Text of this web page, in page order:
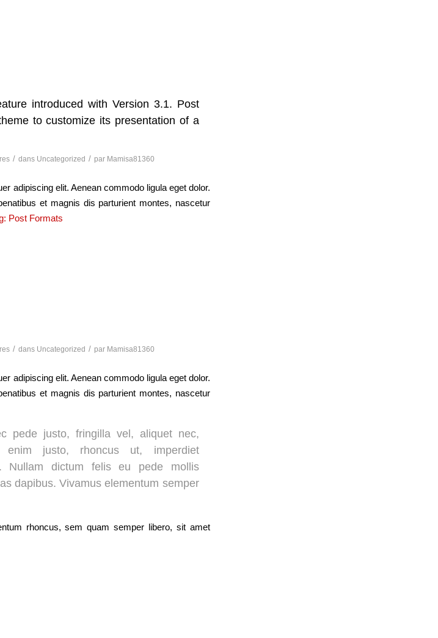
introduced with Version 3.1. Post
to customize its presentation of a
/ dans Uncategorized / par Mamisa81360
adipiscing elit. Aenean commodo ligula eget dolor.
et magnis dis parturient montes, nascetur
Post Formats
/ dans Uncategorized / par Mamisa81360
adipiscing elit. Aenean commodo ligula eget dolor.
et magnis dis parturient montes, nascetur
pede justo, fringilla vel, aliquet nec,
justo, rhoncus ut, imperdiet
Nullam dictum felis eu pede mollis
dapibus. Vivamus elementum semper
rhoncus, sem quam semper libero, sit amet